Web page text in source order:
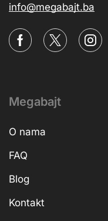
info@megabajt.ba
Megabajt
O nama
FAQ
Blog
Kontakt